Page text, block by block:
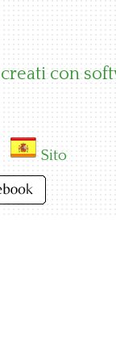
con
Sito